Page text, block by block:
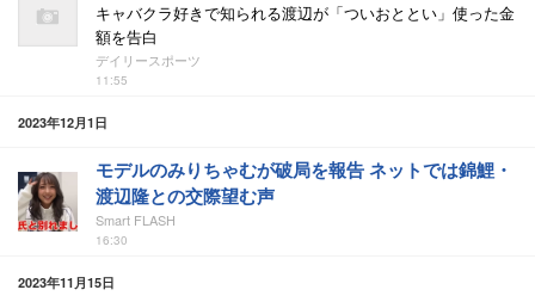
キャバクラ好きで知られる渡辺が「ついおととい」使った金
額を告白
デイリースポーツ
11:55
2023年12月1日
モデルのみりちゃむが破局を報告 ネットでは錦鯉・
渡辺隆との交際望む声
Smart FLASH
16:30
2023年11月15日